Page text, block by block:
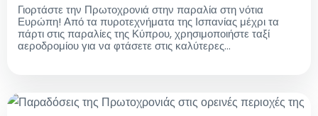
Γιορτάστε την Πρωτοχρονιά στην παραλία στη νότια
Ευρώπη! Από τα πυροτεχνήματα της Ισπανίας μέχρι τα
πάρτι στις παραλίες της Κύπρου, χρησιμοποιήστε ταξί
αεροδρομίου για να φτάσετε στις καλύτερες